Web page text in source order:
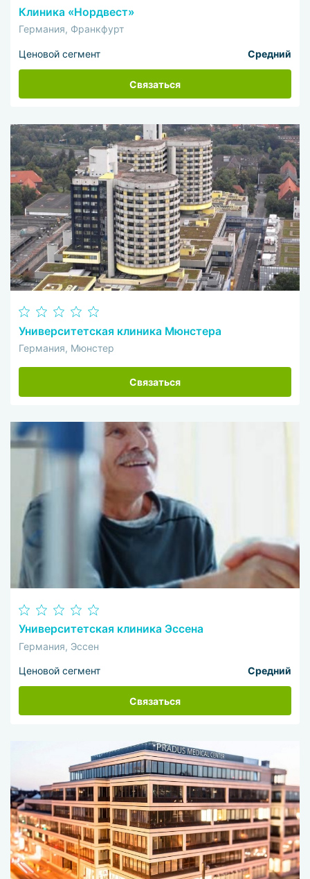
Клиника «Нордвест»
Германия, Франкфурт
Ценовой сегмент Средний
Связаться
Университетская клиника Мюнстера
Германия, Мюнстер
Связаться
Университетская клиника Эссена
Германия, Эссен
Ценовой сегмент Средний
Связаться